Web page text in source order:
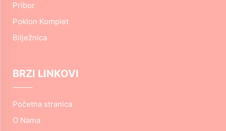
Pribor
Poklon Komplet
Bilježnica
BRZI LINKOVI
Početna stranica
O Nama